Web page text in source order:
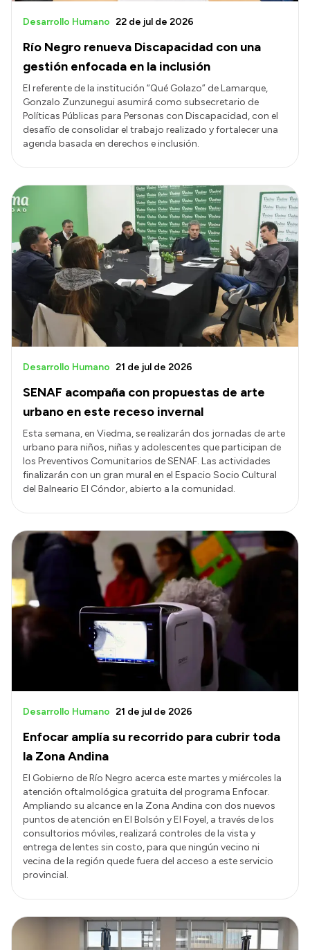
Río Negro renueva Discapacidad con una
gestión enfocada en la inclusión
Desarrollo Humano 22 de jul de 2026
El referente de la institución “Qué Golazo” de Lamarque,
Gonzalo Zunzunegui asumirá como subsecretario de
Políticas Públicas para Personas con Discapacidad, con el
desafío de consolidar el trabajo realizado y fortalecer una
agenda basada en derechos e inclusión.
SENAF acompaña con propuestas de arte
urbano en este receso invernal
Desarrollo Humano 21 de jul de 2026
Esta semana, en Viedma, se realizarán dos jornadas de arte
urbano para niños, niñas y adolescentes que participan de
los Preventivos Comunitarios de SENAF. Las actividades
finalizarán con un gran mural en el Espacio Socio Cultural
del Balneario El Cóndor, abierto a la comunidad.
Enfocar amplía su recorrido para cubrir toda
la Zona Andina
Desarrollo Humano 21 de jul de 2026
El Gobierno de Río Negro acerca este martes y miércoles la
atención oftalmológica gratuita del programa Enfocar.
Ampliando su alcance en la Zona Andina con dos nuevos
puntos de atención en El Bolsón y El Foyel, a través de los
consultorios móviles, realizará controles de la vista y
entrega de lentes sin costo, para que ningún vecino ni
vecina de la región quede fuera del acceso a este servicio
provincial.